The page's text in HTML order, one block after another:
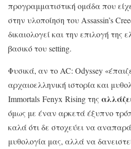
προγραμματιστική ομάδα που
στην υλοποίηση του Assassin’s
δικαιολογεί και την επιλογή της
βασικό του setting.
Φυσικά, αν το AC: Odyssey
αρχαιοελληνική ιστορία και
Immortals Fenyx Rising της
όμως με έναν αρκετά έξυπνο
καλά ότι δε στοχεύει να
μυθολογία μας, αλλά να